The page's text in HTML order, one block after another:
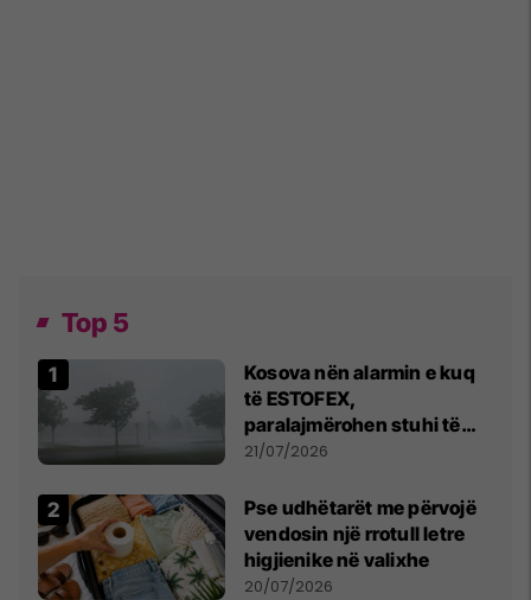
Top 5
Kosova nën alarmin e kuq
të ESTOFEX,
paralajmërohen stuhi të
fuqishme me breshër dhe
21/07/2026
Pse udhëtarët me përvojë
vendosin një rrotull letre
higjienike në valixhe
20/07/2026